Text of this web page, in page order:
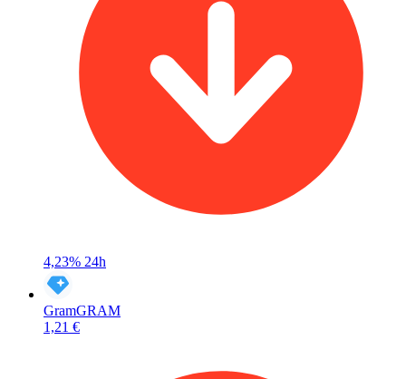
4,23% 24h
GramGRAM
1,21 €